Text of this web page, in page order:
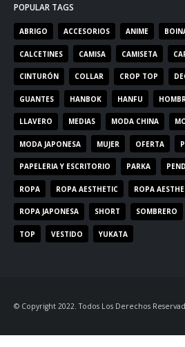
POPULAR TAGS
ABRIGO ACCESORIOS ANIME
CALCETINES CAMISA CAMISETA
CINTURÓN COLLAR CROP TOP
GUANTES HANBOK HANFU
LLAVERO MEDIAS MODA CHINA
MODA JAPONESA MUJER OFERTA
PAPELERIA Y ESCRITORIO PARKA
ROPA ROPA AESTHETIC ROPA
ROPA JAPONESA SHORT SOMBRERO
TOP VESTIDO YUKATA
© Copyright 2022. Todos Los Derechos